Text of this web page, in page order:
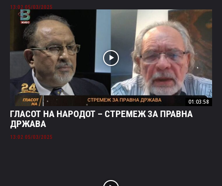
05/03/2025 13:02
01:03:58
ГЛАСОТ НА НАРОДОТ – СТРЕМЕЖ ЗА ПРАВНА
ДРЖАВА
05/03/2025 13:02